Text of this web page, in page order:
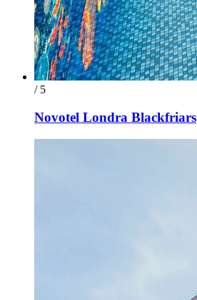
/ 5
Novotel Londra Blackfriars